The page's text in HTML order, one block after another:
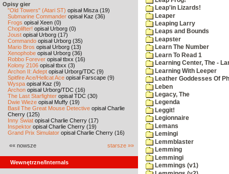
Opisy gier
"Old Towers" (Atari ST) opisał Misza (19)
Submarine Commander opisał Kaz (36)
Frogs opisał Xeen (0)
Choplifter! opisał Urborg (0)
Joust opisał Urborg (17)
Commando opisał Urborg (35)
Mario Bros opisał Urborg (13)
Xenophobe opisał Urborg (36)
Robbo Forever opisał tbxx (16)
Kolony 2106 opisał tbxx (3)
Archon II: Adept opisał Urborg/TDC (9)
Spitfire Ace/Hellcat Ace opisał Farscape (9)
Wyspa opisał Kaz (9)
Archon opisał Urborg/TDC (16)
The Last Starfighter opisał TDC (30)
Dwie Wieże opisał Muffy (19)
Basil The Great Mouse Detective opisał Charlie
Cherry (125)
Inny Świat opisał Charlie Cherry (17)
Inspektor opisał Charlie Cherry (19)
Grand Prix Simulator opisał Charlie Cherry (16)
«« nowsze starsze »»
Wewnętrzne/Internals
Leap'in Lizards!
Leaper
Leaping Larry
Leaps and Bounds
Leapster
Learn The Number
Learn To Read 1
Learning Center, The -
Learning With Leeper
Leather Goddesses Of
Leben
Legacy, The
Legenda
Leggit!
Legionnaire
Lemans
Lemingi
Lemmblaster
Lemming
Lemmingi
Lemmings (v1)